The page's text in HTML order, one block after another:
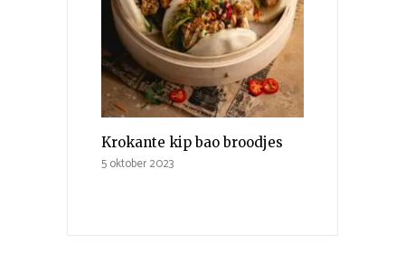
Krokante kip bao broodjes
5 oktober 2023